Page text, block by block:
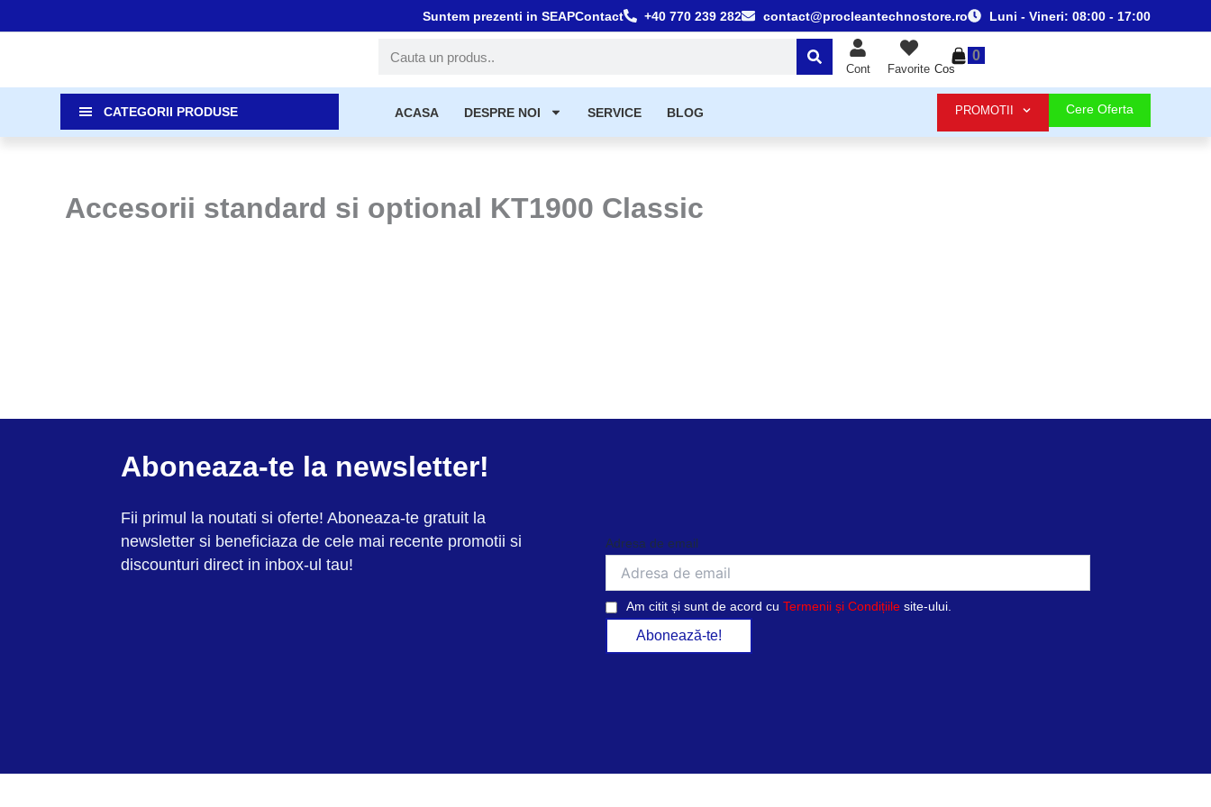
to
+40 770 239 282 contact@procleantechnostore.ro Luni - Vineri: 08:00 - 17:00
Suntem prezenti in SEAPContact
Cont Favorite
0
Cos
CATEGORII PRODUSE ACASA DESPRE NOI SERVICE BLOG Cere Oferta
PROMOTII
Accesorii standard si optional KT1900 Classic
Aboneaza-te la newsletter!
Fii primul la noutati si oferte! Aboneaza-te gratuit la
newsletter si beneficiaza de cele mai recente promotii si
discounturi direct in inbox-ul tau!
Adresa de email
Am citit și sunt de acord cu Termenii și Condițiile site-ului.